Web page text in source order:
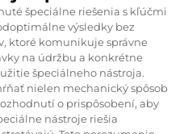
špeciálne riešenia s kľúčmi
výsledky bez
ktoré komunikuje správne
na údržbu a konkrétne
špeciálneho nástroja.
nielen mechanický spôsob
o prispôsobení, aby
nástroje riešia